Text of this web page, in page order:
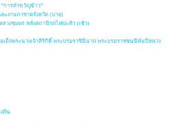
การทำขวัญข้าว”
ะงานกาชาดจังหวัด (บ่าย)
วงชุมพร หลังสถานีรถไฟปะทิว (เช้า)
ด็จพระนางเจ้าสิริกิติ์ พระบรมราชินีนาถ พระบรมราชชนนีพันปีหลวง
ถิ่น